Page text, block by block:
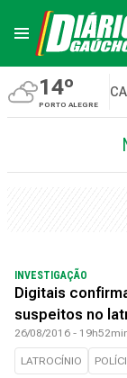
14º
PORTO ALEGRE
INVESTIGAÇÃO
Digitais
suspeitos no
26/08/2016 -
LATROCÍNIO